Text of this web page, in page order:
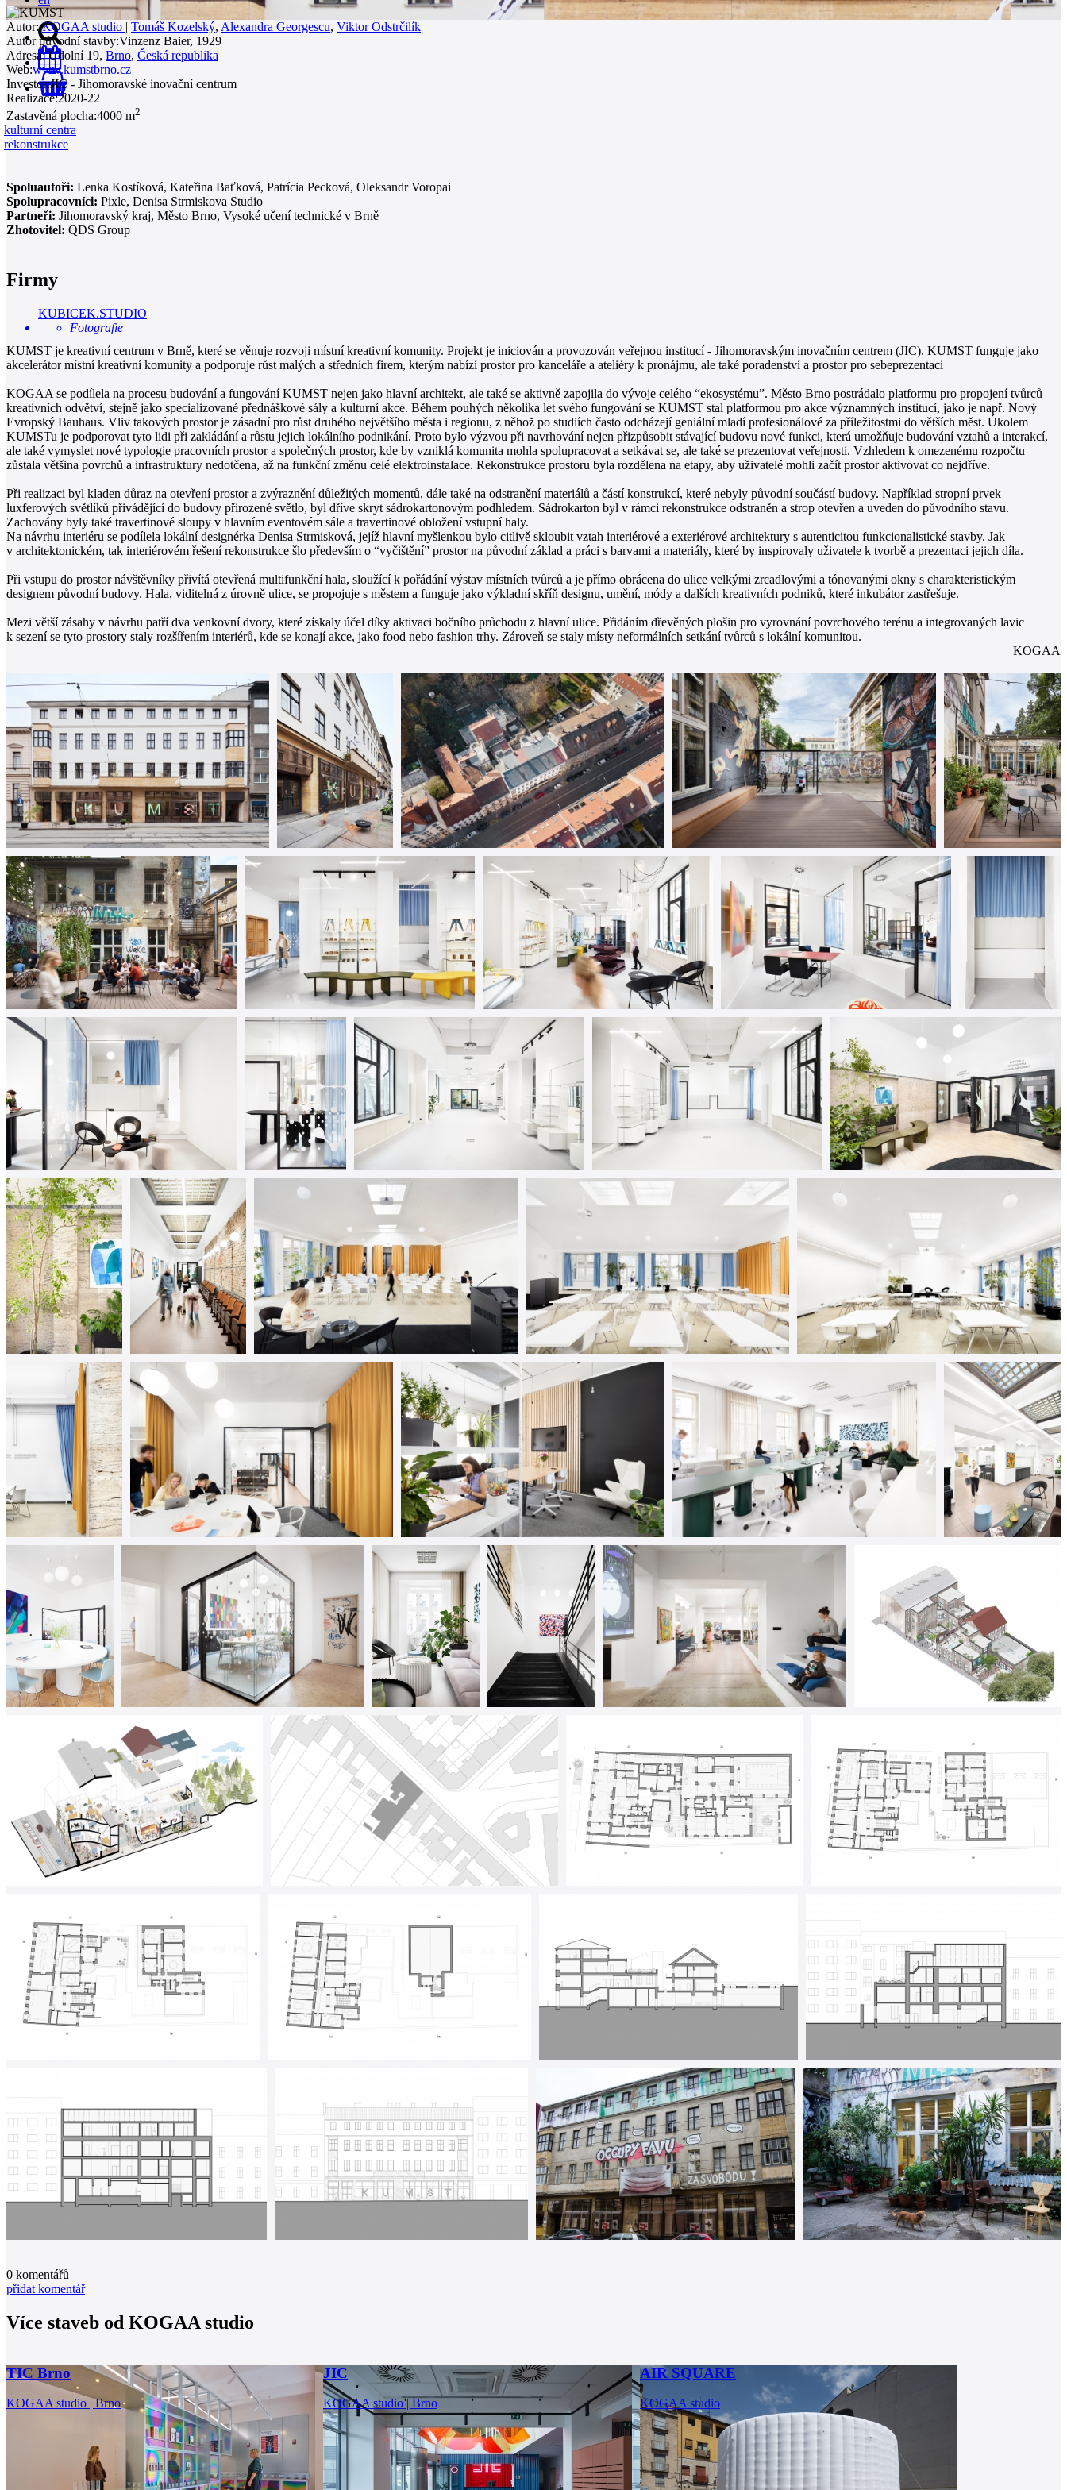
0
Autor: KOGAA studio | Tomáš Kozelský, Alexandra Georgescu, Viktor Odstrčilík
Autor původní stavby:Vinzenz Baier, 1929
Adresa:Údolní 19, Brno, Česká republika
Web:www.kumstbrno.cz
Investor:JIC - Jihomoravské inovační centrum
Realizace:2020-22
Zastavěná plocha:4000 m2
kulturní centra
rekonstrukce
Spoluautoři: Lenka Kostíková, Kateřina Baťková, Patrícia Pecková, Oleksandr Voropai
Spolupracovníci: Pixle, Denisa Strmiskova Studio
Partneři: Jihomoravský kraj, Město Brno, Vysoké učení technické v Brně
Zhotovitel: QDS Group
Firmy
KUBICEK.STUDIO
Fotografie
KUMST je kreativní centrum v Brně, které se věnuje rozvoji místní kreativní komunity. Projekt je iniciován a provozován veřejnou institucí - Jihomoravským inovačním centrem (JIC). KUMST funguje jako
akcelerátor místní kreativní komunity a podporuje růst malých a středních firem, kterým nabízí prostor pro kanceláře a ateliéry k pronájmu, ale také poradenství a prostor pro sebeprezentaci
KOGAA se podílela na procesu budování a fungování KUMST nejen jako hlavní architekt, ale také se aktivně zapojila do vývoje celého “ekosystému”. Město Brno postrádalo platformu pro propojení tvůrců
kreativních odvětví, stejně jako specializované přednáškové sály a kulturní akce. Během pouhých několika let svého fungování se KUMST stal platformou pro akce významných institucí, jako je např. Nový
Evropský Bauhaus. Vliv takových prostor je zásadní pro růst druhého největšího města i regionu, z něhož po studiích často odcházejí geniální mladí profesionálové za příležitostmi do větších měst. Úkolem
KUMSTu je podporovat tyto lidi při zakládání a růstu jejich lokálního podnikání. Proto bylo výzvou při navrhování nejen přizpůsobit stávající budovu nové funkci, která umožňuje budování vztahů a interakcí,
ale také vymyslet nové typologie pracovních prostor a společných prostor, kde by vzniklá komunita mohla spolupracovat a setkávat se, ale také se prezentovat veřejnosti. Vzhledem k omezenému rozpočtu
zůstala většina povrchů a infrastruktury nedotčena, až na funkční změnu celé elektroinstalace. Rekonstrukce prostoru byla rozdělena na etapy, aby uživatelé mohli začít prostor aktivovat co nejdříve.
Při realizaci byl kladen důraz na otevření prostor a zvýraznění důležitých momentů, dále také na odstranění materiálů a částí konstrukcí, které nebyly původní součástí budovy. Například stropní prvek
luxferových světlíků přivádějící do budovy přirozené světlo, byl dříve skryt sádrokartonovým podhledem. Sádrokarton byl v rámci rekonstrukce odstraněn a strop otevřen a uveden do původního stavu.
Zachovány byly také travertinové sloupy v hlavním eventovém sále a travertinové obložení vstupní haly.
Na návrhu interiéru se podílela lokální designérka Denisa Strmisková, jejíž hlavní myšlenkou bylo citlivě skloubit vztah interiérové a exteriérové architektury s autenticitou funkcionalistické stavby. Jak
v architektonickém, tak interiérovém řešení rekonstrukce šlo především o “vyčištění” prostor na původní základ a práci s barvami a materiály, které by inspirovaly uživatele k tvorbě a prezentaci jejich díla.
Při vstupu do prostor návštěvníky přivítá otevřená multifunkční hala, sloužící k pořádání výstav místních tvůrců a je přímo obrácena do ulice velkými zrcadlovými a tónovanými okny s charakteristickým
designem původní budovy. Hala, viditelná z úrovně ulice, se propojuje s městem a funguje jako výkladní skříň designu, umění, módy a dalších kreativních podniků, které inkubátor zastřešuje.
Mezi větší zásahy v návrhu patří dva venkovní dvory, které získaly účel díky aktivaci bočního průchodu z hlavní ulice. Přidáním dřevěných plošin pro vyrovnání povrchového terénu a integrovaných lavic
k sezení se tyto prostory staly rozšířením interiérů, kde se konají akce, jako food nebo fashion trhy. Zároveň se staly místy neformálních setkání tvůrců s lokální komunitou.
KOGAA
0 komentářů
přidat komentář
Více staveb od KOGAA studio
TIC Brno
KOGAA studio | Brno
JIC
KOGAA studio | Brno
AIR SQUARE
KOGAA studio